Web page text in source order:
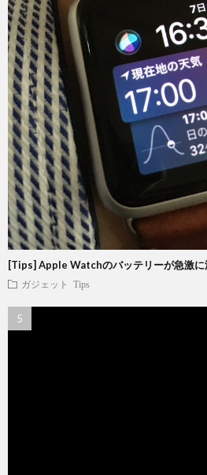
[Tips] Apple Watchのバッテリーが急激に
ガジェット Tips